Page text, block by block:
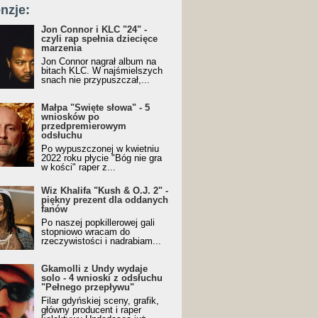
Jon Connor i KLC "24" -
czyli rap spełnia dziecięce
marzenia
Jon Connor nagrał album na
bitach KLC. W najśmielszych
snach nie przypuszczał,...
Małpa "Święte słowa" - 5
wniosków po
przedpremierowym
odsłuchu
Po wypuszczonej w kwietniu
2022 roku płycie "Bóg nie gra
w kości" raper z...
Wiz Khalifa "Kush & O.J. 2" -
piękny prezent dla oddanych
fanów
Po naszej popkillerowej gali
stopniowo wracam do
rzeczywistości i nadrabiam...
Gkamolli z Undy wydaje
solo - 4 wnioski z odsłuchu
"Pełnego przepływu"
Filar gdyńskiej sceny, grafik,
główny producent i raper